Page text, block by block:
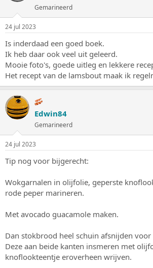
i
n
g
n
:
Gemarineerd
24 jul 2023
Is inderdaad een goed boek.
Ik heb daar ook veel uit geleerd.
Mooie foto's, goede uitleg en lekkere
Het recept van de lamsbout maak ik
Edwin84
Gemarineerd
24 jul 2023
Tip nog voor bijgerecht:
Wokgarnalen in olijfolie, geperste
rode peper marineren.
Met avocado guacamole maken.
Dan stokbrood heel schuin afsnijden
Deze aan beide kanten insmeren met
knoflookteentje eroverheen wrijven.